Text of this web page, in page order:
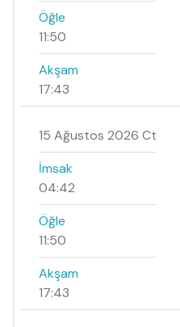
Öğle
11:50
Akşam
17:43
15 Ağustos 2026 Ct
İmsak
04:42
Öğle
11:50
Akşam
17:43